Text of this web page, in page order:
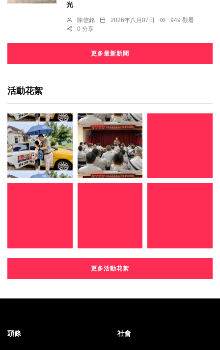
光
陳信銘 2026年八月07日
949 觀看
0 分享
更多最新新聞
活動花絮
更多活動花絮
頭條 社會